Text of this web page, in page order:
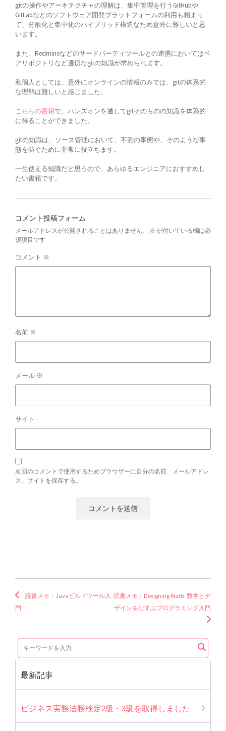
gitの操作やアーキテクチャの理解は、集中管理を行うGitHubや
GitLabなどのソフトウェア開発プラットフォームの利用も相まっ
て、分散化と集中化のハイブリッド構造なため意外に難しいと思
います。
また、Redmineなどのサードパーティツールとの連携においてはベ
アリポジトリなど適切なgitの知識が求められます。
私個人としては、意外にオンラインの情報のみでは、gitの体系的
な理解は難しいと感じました。
こちらの書籍で、ハンズオンを通してgitそのものの知識を体系的
に得ることができました。
gitの知識は、ソース管理において、不測の事態や、そのような事
態を防ぐために非常に役立ちます。
一生使える知識だと思うので、あらゆるエンジニアにおすすめし
たい書籍です。
コメント投稿フォーム
メールアドレスが公開されることはありません。 ※ が付いている欄は必
須項目です
コメント ※
名前 ※
メール ※
サイト
次回のコメントで使用するためブラウザーに自分の名前、メールアドレ
ス、サイトを保存する。
読書メモ：Javaビルドツール入
門
読書メモ：Designing Math. 数学とデ
ザインをむすぶプログラミング入門
最新記事
ビジネス実務法務検定2級・3級を取得しました